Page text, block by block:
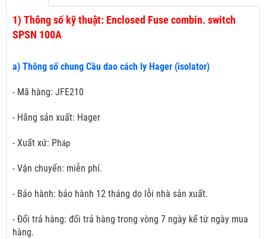
1) Thông số kỹ thuật: Enclosed Fuse combin. switch
SPSN 100A
a) Thông số chung Cầu dao cách ly Hager (isolator)
- Mã hàng: JFE210
- Hãng sản xuất: Hager
- Xuất xứ: Pháp
- Vận chuyển: miễn phí.
- Bảo hành: bảo hành 12 tháng do lỗi nhà sản xuất.
- Đổi trả hàng: đổi trả hàng trong vòng 7 ngày kể từ ngày mua
hàng.